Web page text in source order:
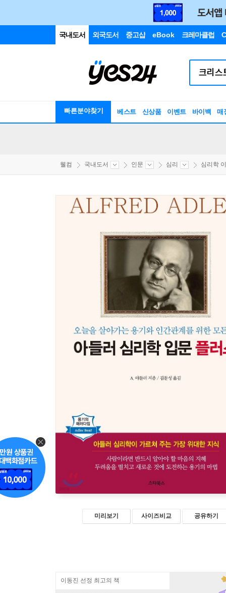
국내도서 외국도서 중고샵 eBook 크레마클럽
빠른분야찾기 베스트 신상품 이벤트 바이백 매
웰컴 국내도서 인문 심리 심리학
미리보기 사이즈비교 공유하기
이동진 선정 최고의 책